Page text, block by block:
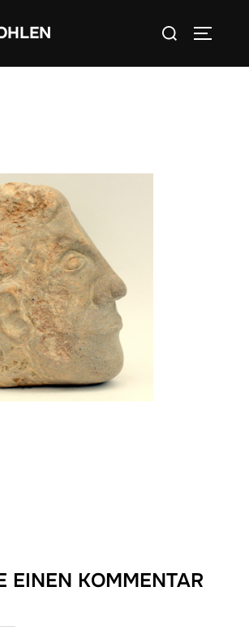
Suchen
EINEN KOMMENTAR